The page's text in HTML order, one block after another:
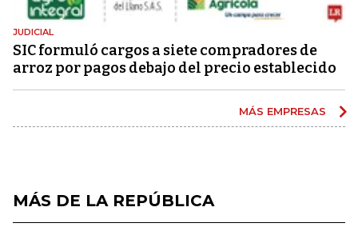
JUDICIAL
SIC formuló cargos a siete compradores de
arroz por pagos debajo del precio establecido
MÁS EMPRESAS
MÁS DE LA REPÚBLICA